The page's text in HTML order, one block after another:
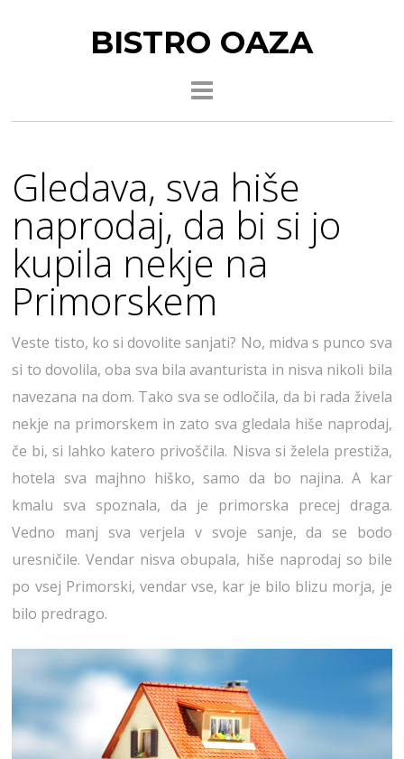
BISTRO OAZA
Gledava, sva hiše
naprodaj, da bi si jo
kupila nekje na
Primorskem
Veste tisto, ko si dovolite sanjati? No, midva s punco sva
si to dovolila, oba sva bila avanturista in nisva nikoli bila
navezana na dom. Tako sva se odločila, da bi rada živela
nekje na primorskem in zato sva gledala hiše naprodaj,
če bi, si lahko katero privoščila. Nisva si želela prestiža,
hotela sva majhno hiško, samo da bo najina. A kar
kmalu sva spoznala, da je primorska precej draga.
Vedno manj sva verjela v svoje sanje, da se bodo
uresničile. Vendar nisva obupala, hiše naprodaj so bile
po vsej Primorski, vendar vse, kar je bilo blizu morja, je
bilo predrago.